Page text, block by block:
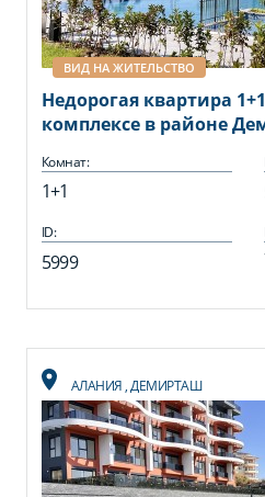
ВИД НА ЖИТЕЛЬСТВО
Недорогая квартира
комплексе в районе
Комнат:
1+1
ID:
5999
АЛАНИЯ,ДЕМИРТАШ